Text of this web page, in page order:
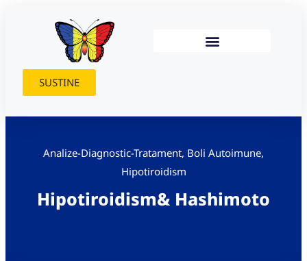
SUSTINE
Analize-Diagnostic-Tratament, Boli Autoimune,
Hipotiroidism
Hipotiroidism& Hashimoto